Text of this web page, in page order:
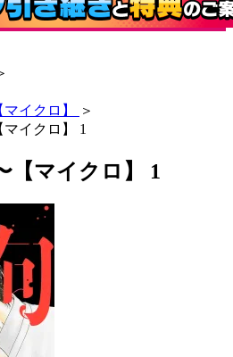
イクロ】
＞
イクロ】 1
【マイクロ】 1